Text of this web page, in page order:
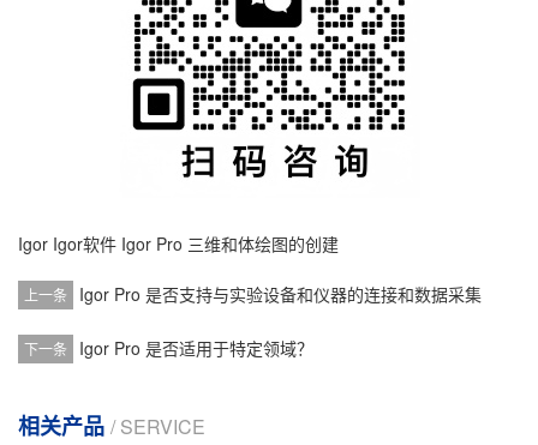
Igor Igor软件 Igor Pro 三维和体绘图的创建
上一条 Igor Pro 是否支持与实验设备和仪器的连接和数据采集
下一条 Igor Pro 是否适用于特定领域？
相关产品 / SERVICE